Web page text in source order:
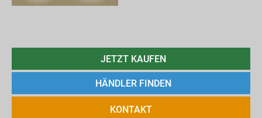
JETZT KAUFEN
HÄNDLER FINDEN
KONTAKT